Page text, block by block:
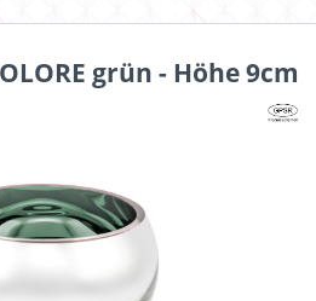
grün - Höhe 9cm